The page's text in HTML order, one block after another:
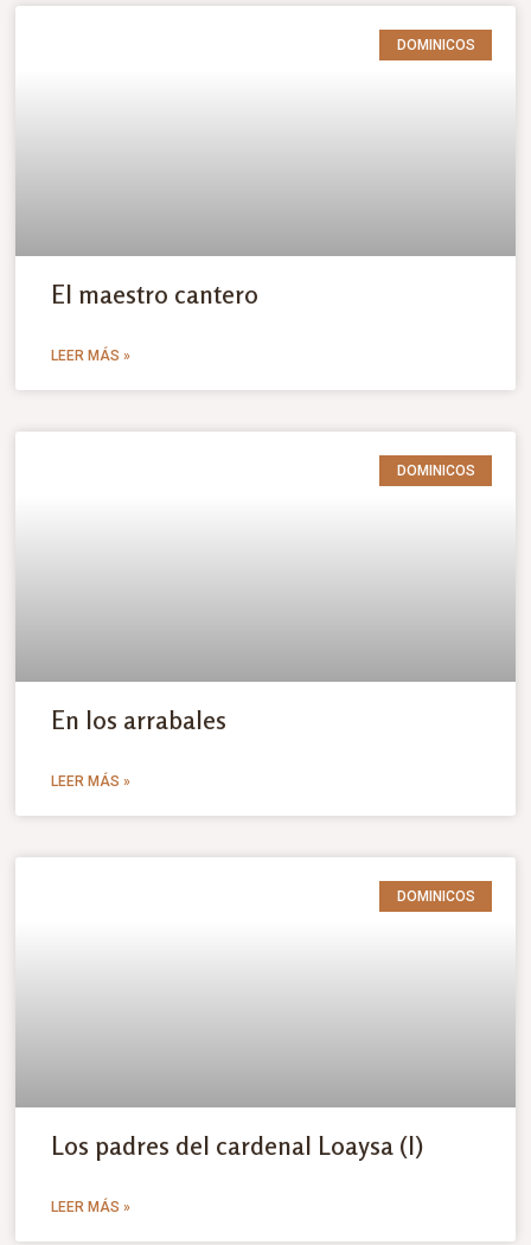
DOMINICOS
El maestro cantero
LEER MÁS »
DOMINICOS
En los arrabales
LEER MÁS »
DOMINICOS
Los padres del cardenal Loaysa (I)
LEER MÁS »